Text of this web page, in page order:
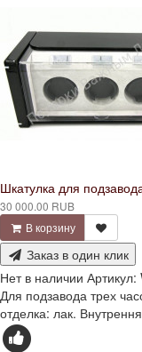
Шкатулка для
30 000.00 RUB
В корзину
Заказ в один клик
Нет в наличии Артикул:
Для подзавода трех
отделка: лак.